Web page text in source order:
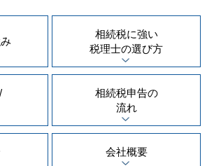
相続税に強い
税理士の選び方
相続税申告の
流れ
会社概要